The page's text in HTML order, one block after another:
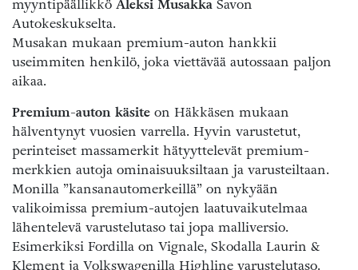
myyntipäällikkö Aleksi Musakka Savon
Autokeskukselta.
Musakan mukaan premium-auton hankkii
useimmiten henkilö, joka viettävää autossaan paljon
aikaa.
Premium-auton käsite on Häkkäsen mukaan
hälventynyt vuosien varrella. Hyvin varustetut,
perinteiset massamerkit hätyyttelevät premium-
merkkien autoja ominaisuuksiltaan ja varusteiltaan.
Monilla ”kansanautomerkeillä” on nykyään
valikoimissa premium-autojen laatuvaikutelmaa
lähentelevä varustelutaso tai jopa malliversio.
Esimerkiksi Fordilla on Vignale, Skodalla Laurin &
Klement ja Volkswagenilla Highline varustelutaso.